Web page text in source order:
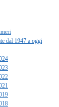
dal 1947 a oggi